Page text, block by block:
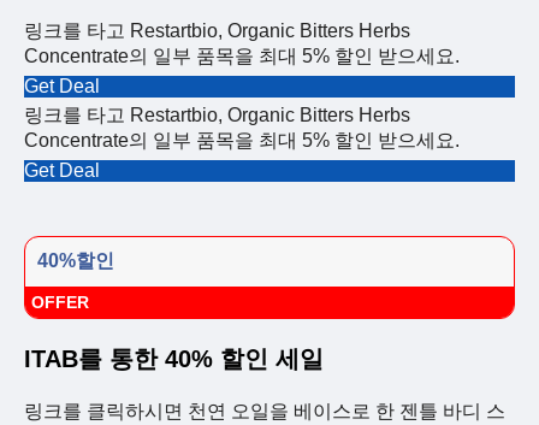
링크를 타고 Restartbio, Organic Bitters Herbs
Concentrate의 일부 품목을 최대 5% 할인 받으세요.
Get Deal
링크를 타고 Restartbio, Organic Bitters Herbs
Concentrate의 일부 품목을 최대 5% 할인 받으세요.
Get Deal
40%할인
OFFER
ITAB를 통한 40% 할인 세일
링크를 클릭하시면 천연 오일을 베이스로 한 젠틀 바디 스